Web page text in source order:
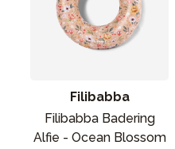
Filibabba
Filibabba Badering
Alfie - Ocean Blossom